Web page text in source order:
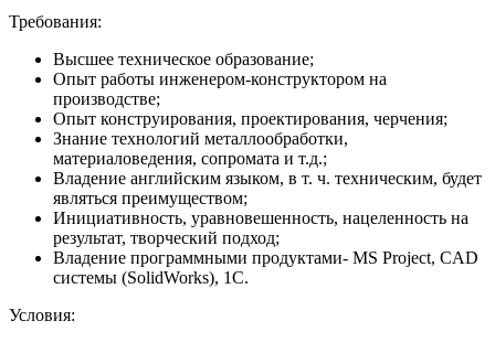
Требования:
Высшее техническое образование;
Опыт работы инженером-конструктором на
производстве;
Опыт конструирования, проектирования, черчения;
Знание технологий металлообработки,
материаловедения, сопромата и т.д.;
Владение английским языком, в т. ч. техническим, будет
являться преимуществом;
Инициативность, уравновешенность, нацеленность на
результат, творческий подход;
Владение программными продуктами- MS Project, CAD
системы (SolidWorks), 1С.
Условия: